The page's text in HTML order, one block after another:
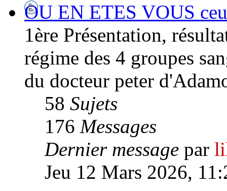
OU EN ETES VOUS
1ère Présentation,
régime des 4 groupes
du docteur peter
58 Sujets
176 Messages
Dernier message par
Jeu 12 Mars 2026,